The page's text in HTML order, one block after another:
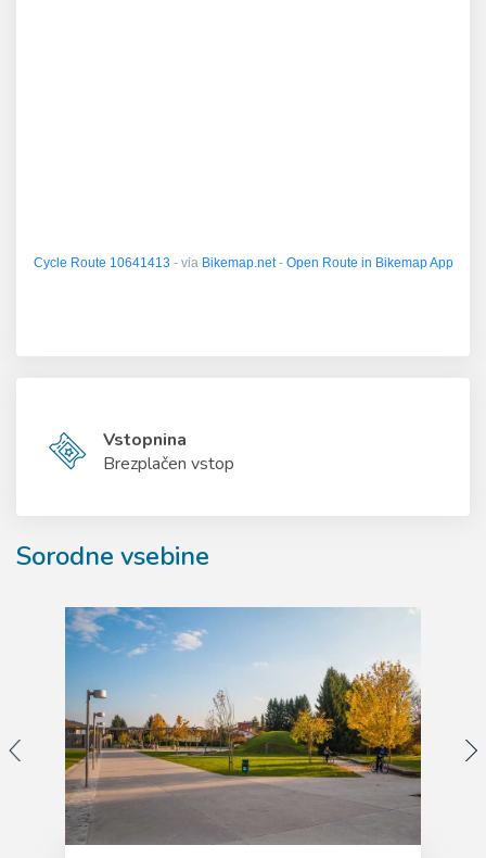
Cycle Route 10641413 - via Bikemap.net- Open Route in Bikemap App
Vstopnina
Brezplačen vstop
Sorodne vsebine